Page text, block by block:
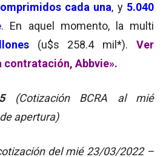
cada una, y5.040
. En aquel momento, la multi
(u$s 258.4 mil*).Ver
contratación, Abbvie».
(Cotización BCRA al mié
apertura)
del mié 23/03/2022 –